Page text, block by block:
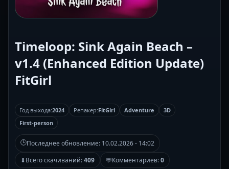
Timeloop: Sink Again Beach –
v1.4 (Enhanced Edition Update)
FitGirl
Год выхода:2024 Репакер:FitGirl Adventure
3D
First-person
🕒Последнее обновление: 10.02.2026 - 14:02
⬇Всего скачиваний:409 💬Комментариев:0